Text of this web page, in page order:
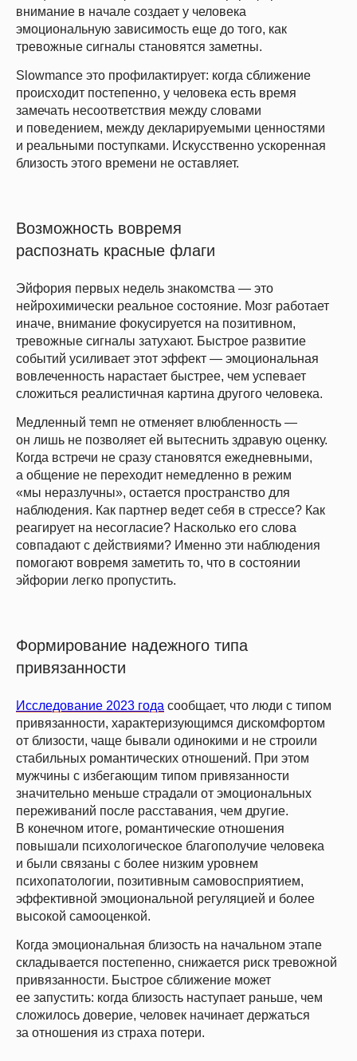
внимание в начале создает у человека
эмоциональную зависимость еще до того, как
тревожные сигналы становятся заметны.
Slowmance это профилактирует: когда сближение
происходит постепенно, у человека есть время
замечать несоответствия между словами
и поведением, между декларируемыми ценностями
и реальными поступками. Искусственно ускоренная
близость этого времени не оставляет.
Возможность вовремя
распознать красные флаги
Эйфория первых недель знакомства — это
нейрохимически реальное состояние. Мозг работает
иначе, внимание фокусируется на позитивном,
тревожные сигналы затухают. Быстрое развитие
событий усиливает этот эффект — эмоциональная
вовлеченность нарастает быстрее, чем успевает
сложиться реалистичная картина другого человека.
Медленный темп не отменяет влюбленность —
он лишь не позволяет ей вытеснить здравую оценку.
Когда встречи не сразу становятся ежедневными,
а общение не переходит немедленно в режим
«мы неразлучны», остается пространство для
наблюдения. Как партнер ведет себя в стрессе? Как
реагирует на несогласие? Насколько его слова
совпадают с действиями? Именно эти наблюдения
помогают вовремя заметить то, что в состоянии
эйфории легко пропустить.
Формирование надежного типа
привязанности
Исследование 2023 года сообщает, что люди с типом
привязанности, характеризующимся дискомфортом
от близости, чаще бывали одинокими и не строили
стабильных романтических отношений. При этом
мужчины с избегающим типом привязанности
значительно меньше страдали от эмоциональных
переживаний после расставания, чем другие.
В конечном итоге, романтические отношения
повышали психологическое благополучие человека
и были связаны с более низким уровнем
психопатологии, позитивным самовосприятием,
эффективной эмоциональной регуляцией и более
высокой самооценкой.
Когда эмоциональная близость на начальном этапе
складывается постепенно, снижается риск тревожной
привязанности. Быстрое сближение может
ее запустить: когда близость наступает раньше, чем
сложилось доверие, человек начинает держаться
за отношения из страха потери.